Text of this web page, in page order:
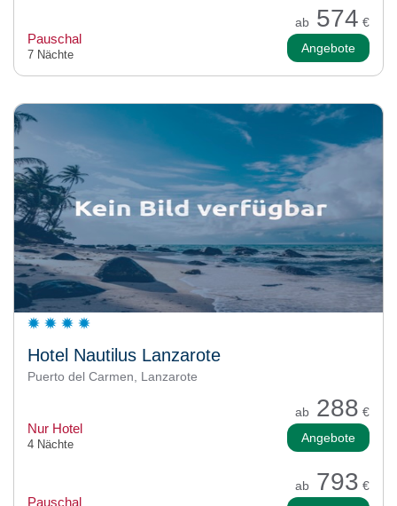
ab 574 €
Pauschal
7 Nächte Angebote
Hotel Nautilus Lanzarote
Puerto del Carmen, Lanzarote
ab 288 €
Nur Hotel
4 Nächte Angebote
ab 793 €
Pauschal